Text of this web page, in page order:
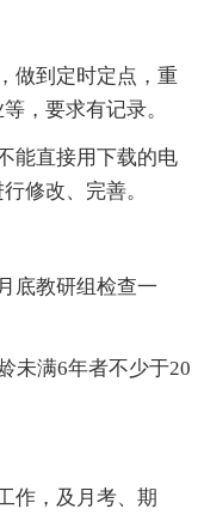
做到定时定点，重
，要求有记录。
能直接用下载的电
修改、完善。
底教研组检查一
未满6年者不少于20
作，及月考、期